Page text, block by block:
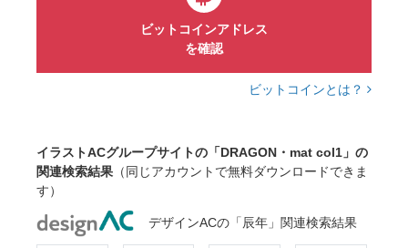
ビットコインアドレス
を確認
ビットコインとは？
イラストACグループサイトの「DRAGON・mat col1」の
関連検索結果 （同じアカウントで無料ダウンロードできま
す）
デザインACの「辰年」関連検索結果